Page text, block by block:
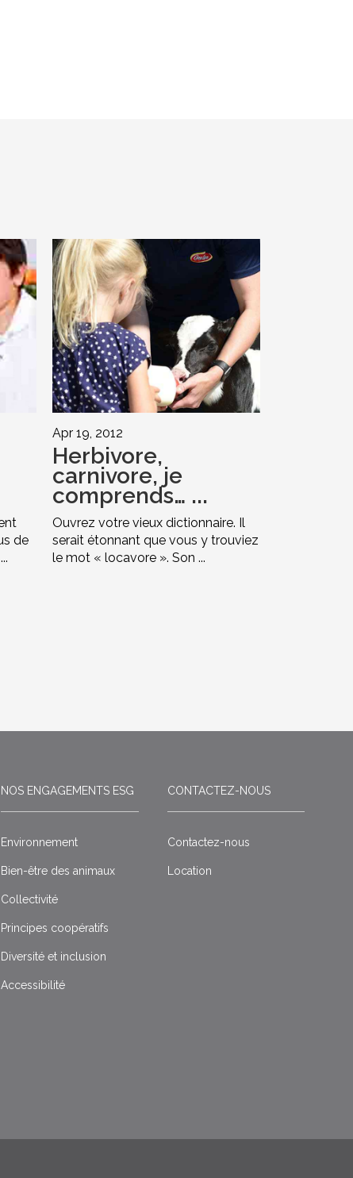
de
Apr 19, 2012
Herbivore,
carnivore, je
comprends… ...
Ouvrez votre vieux dictionnaire. Il
serait étonnant que vous y trouviez
le mot « locavore ». Son ...
NOS ENGAGEMENTS ESG
Environnement
Bien-être des animaux
Collectivité
Principes coopératifs
Diversité et inclusion
Accessibilité
CONTACTEZ-NOUS
Contactez-nous
Location